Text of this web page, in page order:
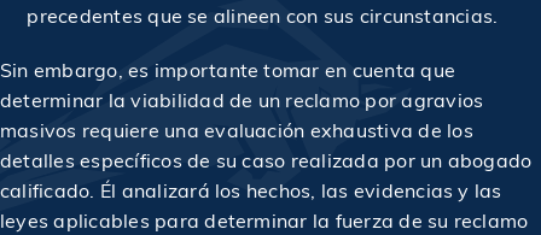
$1,250,000 Acuerdo en caso de accidente de coche
$1,250,000 Asentamiento en caso de colapso del techo
precedentes que se alineen con sus circunstancias.
Sin embargo, es importante tomar en cuenta que
determinar la viabilidad de un reclamo por agravios
masivos requiere una evaluación exhaustiva de los
detalles específicos de su caso realizada por un abogado
calificado. Él analizará los hechos, las evidencias y las
leyes aplicables para determinar la fuerza de su reclamo